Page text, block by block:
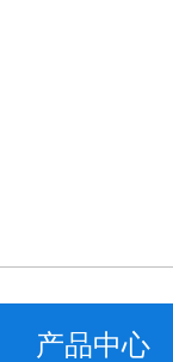
产品中心